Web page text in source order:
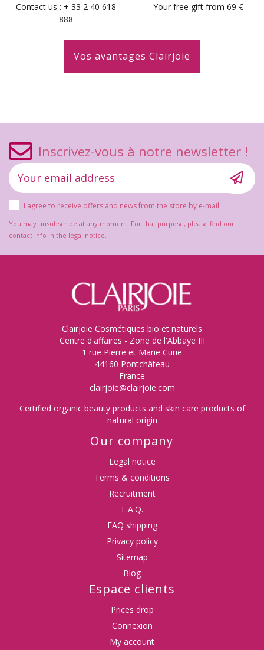
Contact us : + 33 2 40 618
888
Your free gift from 69 €
Vos avantages Clairjoie
Inscrivez-vous à notre newsletter !
I agree to receive offers and news from the store by e-mail
You may unsubscribe at any moment. For that purpose, please find our
contact info in the legal notice.
Clairjoie Cosmétiques bio et naturels
Centre d'affaires - Zone de l'Abbaye III
1 rue Pierre et Marie Curie
44160 Pontchâteau
France
clairjoie@clairjoie.com
Certified organic beauty products and skin care products of
natural origin
Our company
Legal notice
Terms & conditions
Recruitment
F.A.Q.
FAQ shipping
Privacy policy
Sitemap
Blog
Espace clients
Prices drop
Connexion
My account